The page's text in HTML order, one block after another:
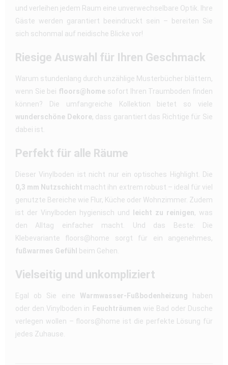
und verleihen jedem Raum eine unverwechselbare Optik. Ihre
Gäste werden garantiert beeindruckt sein – bereiten Sie
sich schonmal auf neidische Blicke vor!
Riesige Auswahl für Ihren Geschmack
Warum stundenlang durch unzählige Musterbücher blättern,
wenn Sie bei floors@home sofort Ihren Traumboden finden
können? Die umfangreiche Kollektion bietet so viele
wunderschöne Dekore, dass garantiert das Richtige für Sie
dabei ist.
Perfekt für alle Räume
Dieser Vinylboden ist nicht nur ein optisches Highlight. Die
0,3 mm Nutzschicht macht ihn extrem robust – ideal für viel
genutzte Bereiche wie Flur, Küche oder Wohnzimmer. Zudem
ist der Vinylboden hygienisch und leicht zu reinigen, was
den Alltag einfacher macht. Und das Beste: Die
Klebevariante floors@home sorgt für ein angenehmes,
fußwarmes Gefühl beim Gehen.
Vielseitig und unkompliziert
Egal ob Sie eine Warmwasser-Fußbodenheizung haben
oder den Vinylboden in Feuchträumen wie Bad oder Dusche
verlegen wollen – floors@home ist die perfekte Lösung für
jedes Zuhause.